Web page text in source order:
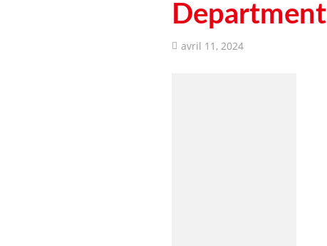
Department
avril 11, 2024